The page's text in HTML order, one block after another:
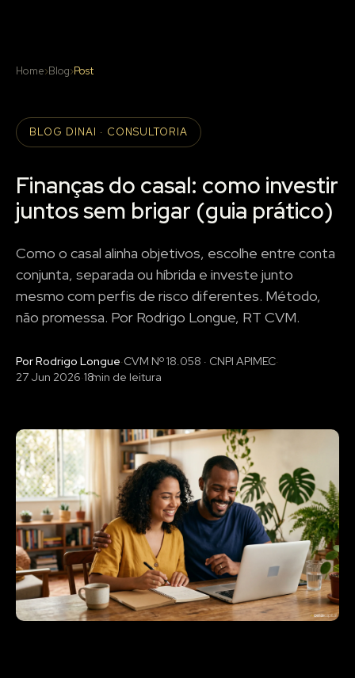
Home›Blog›Post
BLOG DINAI · CONSULTORIA
Finanças do casal: como investir
juntos sem brigar (guia prático)
Como o casal alinha objetivos, escolhe entre conta
conjunta, separada ou híbrida e investe junto
mesmo com perfis de risco diferentes. Método,
não promessa. Por Rodrigo Longue, RT CVM.
Por Rodrigo Longue·CVM Nº 18.058 · CNPI APIMEC·
27 Jun 2026·18min de leitura